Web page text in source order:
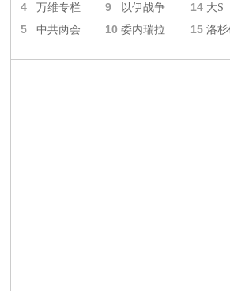
4 万维专栏 9 以伊战争 14 大S
5 中共两会 10 委内瑞拉 15 洛杉